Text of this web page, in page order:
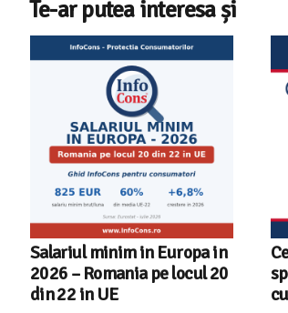
Te-ar putea interesa și
Cele mai bune masini de
spalat vase independente
cu Aplicatia InfoCons